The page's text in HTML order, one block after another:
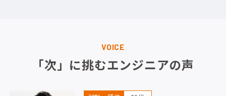
VOICE
「次」に挑むエンジニアの声